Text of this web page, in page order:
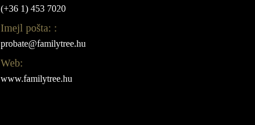
(+36 1) 453 7020
Imejl pošta: :
probate@familytree.hu
Web:
www.familytree.hu